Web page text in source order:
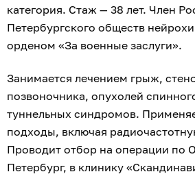
категория. Стаж — 38 лет. Член
Петербургского обществ
орденом «За военные заслуги».
Занимается лечением грыж,
позвоночника, опухолей
туннельных синдромов.
подходы, включая
Проводит отбор на операции по
Петербург, в клинику